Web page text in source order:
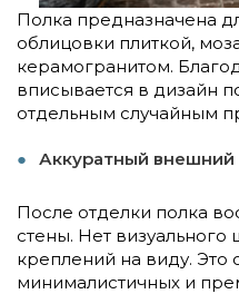
Полка предназначена
облицовки плиткой,
керамогранитом.
вписывается в дизайн
отдельным случайным
Аккуратный внешний
После отделки полка
стены. Нет
креплений на виду. Это
минималистичных и